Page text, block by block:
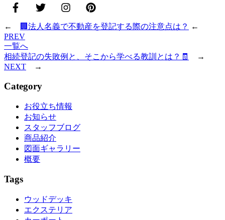
← 🏢法人名義で不動産を登記する際の注意点は？
←
PREV
一覧へ
相続登記の失敗例と、そこから学べる教訓とは？🧾
→
NEXT →
Category
お役立ち情報
お知らせ
スタッフブログ
商品紹介
図面ギャラリー
概要
Tags
ウッドデッキ
エクステリア